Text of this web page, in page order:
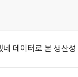
데이터로 본 생산